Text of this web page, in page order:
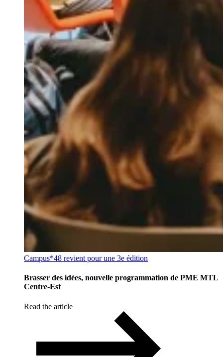
Campus*48 revient pour une 3e édition
Brasser des idées, nouvelle programmation de PME MTL
Centre-Est
Read the article